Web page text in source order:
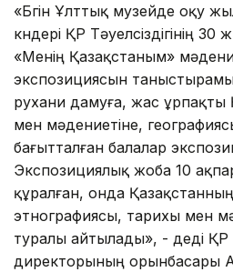
«Бүгін Ұлттық музейде оқу
күндері ҚР Тәуелсіздігінің
«Менің Қазақстаным»
экспозициясын
рухани дамуға, жас ұрпақты
мен мәдениетіне,
бағытталған балалар
Экспозициялық жоба 10
құралған, онда
этнографиясы, тарихы мен
туралы айтылады», - деді ҚР
директорының орынбасары